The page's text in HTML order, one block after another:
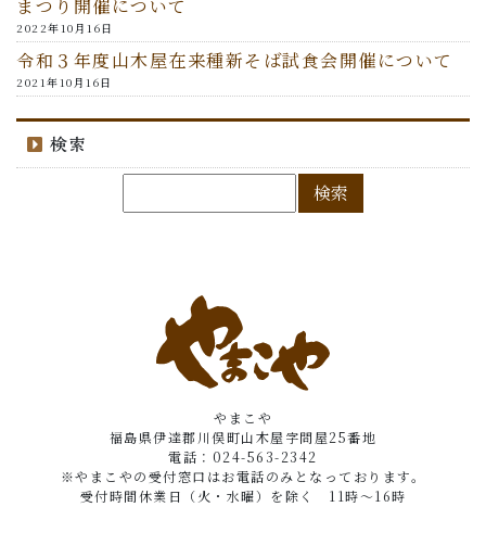
まつり開催について
2022年10月16日
令和３年度山木屋在来種新そば試食会開催について
2021年10月16日
検索
やまこや
福島県伊達郡川俣町山木屋字問屋25番地
電話：024-563-2342
※やまこやの受付窓口はお電話のみとなっております。
受付時間休業日（火・水曜）を除く 11時～16時